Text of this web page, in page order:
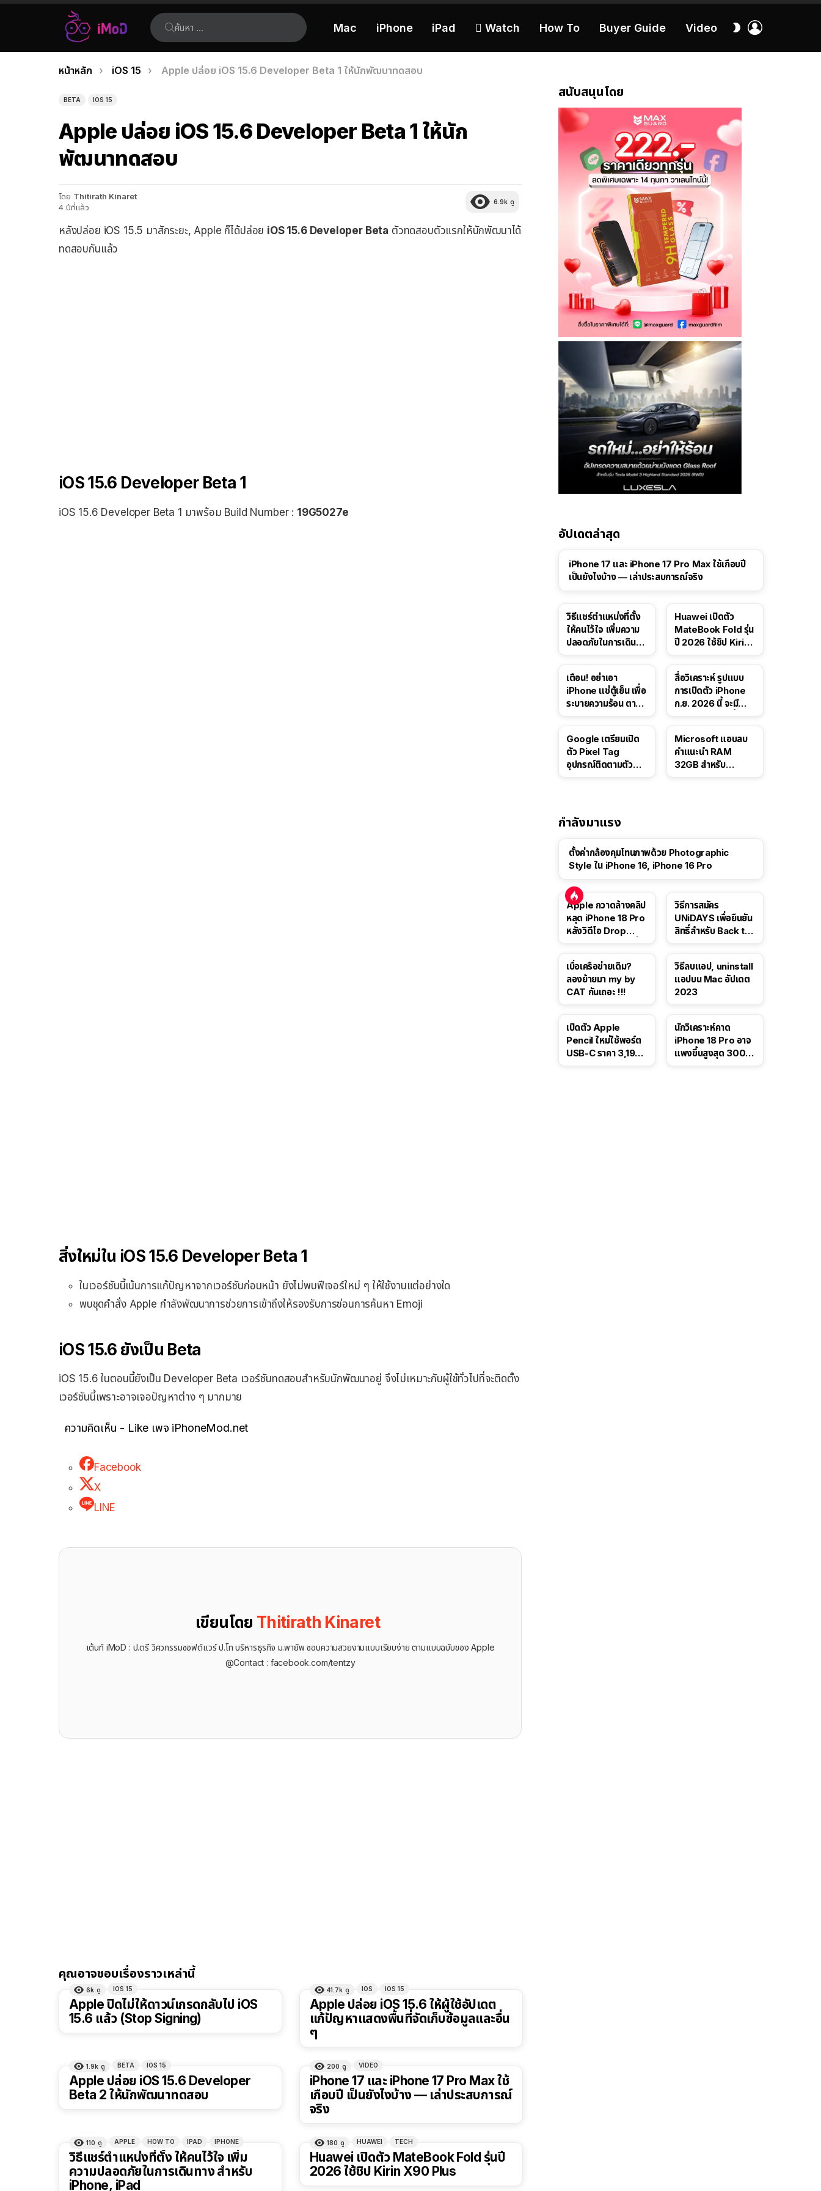
ค้นหา:
Mac iPhone iPad  Watch How To Buyer Guide Video
สลับ
เรื่อง
ล่าสุด
คุณอยู่ที่นี่:
หน้าหลัก iOS 15 Apple ปล่อย iOS 15.6 Developer Beta 1 ให้นักพัฒนาทดสอบ
BETA IOS 15
Apple ปล่อย iOS 15.6 Developer Beta 1 ให้นัก
พัฒนาทดสอบ
โดย Thitirath Kinaret
4 ปีที่แล้ว
6.9k ดู
หลังปล่อย iOS 15.5 มาสักระยะ, Apple ก็ได้ปล่อย iOS 15.6 Developer Beta ตัวทดสอบตัวแรกให้นักพัฒนาได้
ทดสอบกันแล้ว
iOS 15.6 Developer Beta 1
iOS 15.6 Developer Beta 1 มาพร้อม Build Number : 19G5027e
สิ่งใหม่ใน iOS 15.6 Developer Beta 1
ในเวอร์ชันนี้เน้นการแก้ปัญหาจากเวอร์ชันก่อนหน้า ยังไม่พบฟีเจอร์ใหม่ ๆ ให้ใช้งานแต่อย่างใด
พบชุดคำสั่ง Apple กำลังพัฒนาการช่วยการเข้าถึงให้รองรับการซ่อนการค้นหา Emoji
iOS 15.6 ยังเป็น Beta
iOS 15.6 ในตอนนี้ยังเป็น Developer Beta เวอร์ชันทดสอบสำหรับนักพัฒนาอยู่ จึงไม่เหมาะกับผู้ใช้ทั่วไปที่จะติดตั้ง
เวอร์ชันนี้เพราะอาจเจอปัญหาต่าง ๆ มากมาย
ความคิดเห็น - Like เพจ iPhoneMod.net
Facebook
X
LINE
เขียนโดย Thitirath Kinaret
เต้นท์ iMoD : ป.ตรี วิศวกรรมซอฟต์แวร์ ป.โท บริหารธุรกิจ ม.พายัพ ชอบความสวยงามแบบเรียบง่าย ตามแบบฉบับของ Apple
@Contact : facebook.com/tentzy
คุณอาจชอบเรื่องราวเหล่านี้
6k ดู IOS 15
Apple ปิดไม่ให้ดาวน์เกรดกลับไป iOS
15.6 แล้ว (Stop Signing)
41.7k ดู IOS IOS 15
Apple ปล่อย iOS 15.6 ให้ผู้ใช้อัปเดต
แก้ปัญหาแสดงพื้นที่จัดเก็บข้อมูลและอื่น
ๆ
1.9k ดู BETA IOS 15
Apple ปล่อย iOS 15.6 Developer
Beta 2 ให้นักพัฒนาทดสอบ
41:47
200 ดู VIDEO
iPhone 17 และ iPhone 17 Pro Max ใช้
เกือบปี เป็นยังไงบ้าง — เล่าประสบการณ์
จริง
110 ดู APPLE HOW TO IPAD IPHONE
วิธีแชร์ตำแหน่งที่ตั้ง ให้คนไว้ใจ เพิ่ม
ความปลอดภัยในการเดินทาง สำหรับ
iPhone, iPad
180 ดู HUAWEI TECH
Huawei เปิดตัว MateBook Fold รุ่นปี
2026 ใช้ชิป Kirin X90 Plus
สนับสนุนโดย
อัปเดตล่าสุด
41:47
iPhone 17 และ iPhone 17 Pro Max ใช้เกือบปี
เป็นยังไงบ้าง — เล่าประสบการณ์จริง
วิธีแชร์ตำแหน่งที่ตั้ง
ให้คนไว้ใจ เพิ่มความ
ปลอดภัยในการเดิน
Huawei เปิดตัว
MateBook Fold รุ่น
ปี 2026 ใช้ชิป Kirin
เตือน! อย่าเอา
iPhone แช่ตู้เย็น เพื่อ
ระบายความร้อน ตาม
สื่อวิเคราะห์ รูปแบบ
การเปิดตัว iPhone
ก.ย. 2026 นี้ จะมี
Google เตรียมเปิด
ตัว Pixel Tag
อุปกรณ์ติดตามตัว
Microsoft แอบลบ
คำแนะนำ RAM
32GB สำหรับ
กำลังมาแรง
ตั้งค่ากล้องคุมโทนภาพด้วย Photographic
Style ใน iPhone 16, iPhone 16 Pro
Apple กวาดล้างคลิป
หลุด iPhone 18 Pro
หลังวิดีโอ Drop
วิธีการสมัคร
UNiDAYS เพื่อยืนยัน
สิทธิ์สำหรับ Back to
เบื่อเครือข่ายเดิม?
ลองย้ายมา my by
CAT กันเถอะ !!!
วิธีลบแอป, uninstall
แอปบน Mac อัปเดต
2023
เปิดตัว Apple
Pencil ใหม่ใช้พอร์ต
USB-C ราคา 3,190
นักวิเคราะห์คาด
iPhone 18 Pro อาจ
แพงขึ้นสูงสุด 300